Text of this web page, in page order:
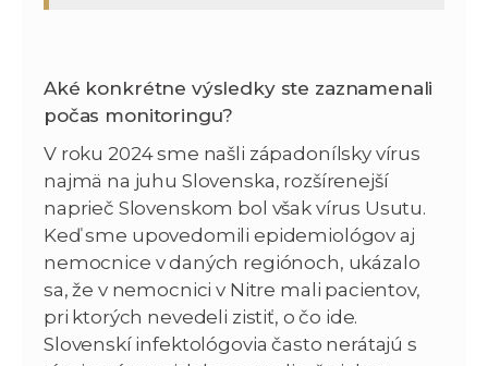
Aké konkrétne výsledky ste zaznamenali
počas monitoringu?
V roku 2024 sme našli západonílsky vírus
najmä na juhu Slovenska, rozšírenejší
naprieč Slovenskom bol však vírus Usutu.
Keď sme upovedomili epidemiológov aj
nemocnice v daných regiónoch, ukázalo
sa, že v nemocnici v Nitre mali pacientov,
pri ktorých nevedeli zistiť, o čo ide.
Slovenskí infektológovia často nerátajú s